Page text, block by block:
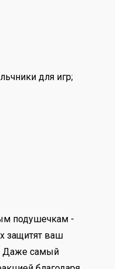
для игр;
подушечкам -
защитят ваш
Даже самый